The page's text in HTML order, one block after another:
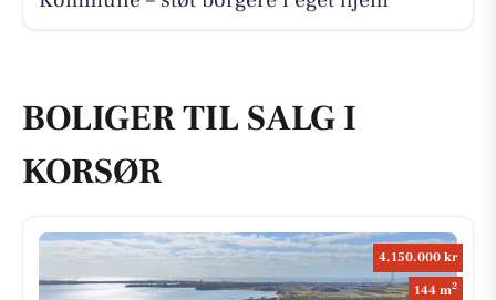
BOLIGER TIL SALG I
KORSØR
4.150.000 kr
144 m2